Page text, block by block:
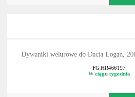
Dywaniki welurowe do Dacia Logan,
FG.HR466197
W ciągu tygodnia